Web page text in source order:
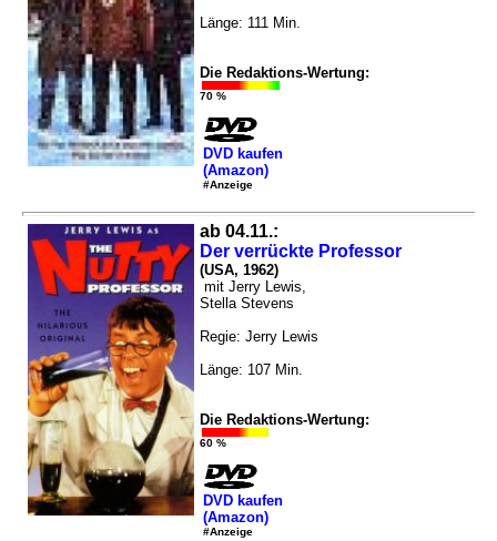
Länge: 111 Min.
Die Redaktions-Wertung:
70 %
DVD kaufen
(Amazon)
#Anzeige
ab 04.11.:
Der verrückte Professor
(USA, 1962)
mit Jerry Lewis,
Stella Stevens
Regie: Jerry Lewis
Länge: 107 Min.
Die Redaktions-Wertung:
60 %
DVD kaufen
(Amazon)
#Anzeige